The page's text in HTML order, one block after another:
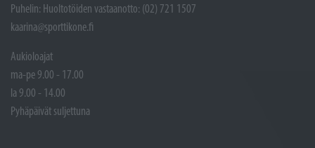
Puhelin: Huoltotöiden vastaanotto: (02) 721 1507
kaarina@sporttikone.fi
Aukioloajat
ma-pe 9.00 - 17.00
la 9.00 - 14.00
Pyhäpäivät suljettuna